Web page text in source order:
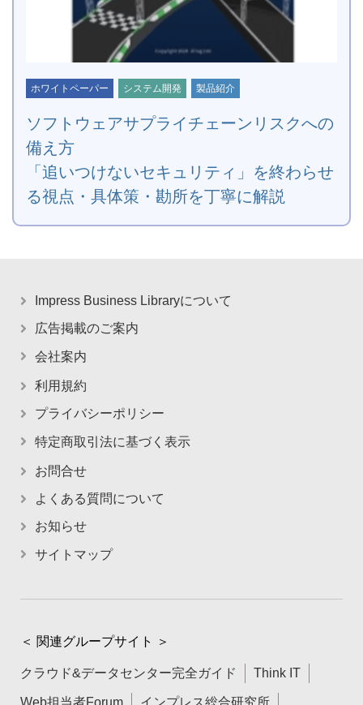
ホワイトペーパー システム開発 製品紹介
ソフトウェアサプライチェーンリスクへの
備え方
「追いつけないセキュリティ」を終わらせ
る視点・具体策・勘所を丁寧に解説
Impress Business Libraryについて
広告掲載のご案内
会社案内
利用規約
プライバシーポリシー
特定商取引法に基づく表示
お問合せ
よくある質問について
お知らせ
サイトマップ
＜ 関連グループサイト ＞
クラウド&データセンター完全ガイド Think IT
Web担当者Forum インプレス総合研究所